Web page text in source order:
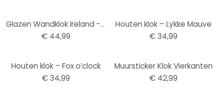
Glazen Wandklok Ireland - This City
€ 44,99
Houten klok – Lykke Mauve
€ 34,99
Houten klok – Fox o’clock
€ 34,99
Muursticker Klok Vierkanten
€ 42,99